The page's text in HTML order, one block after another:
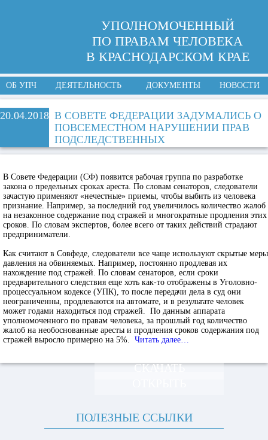
УПОЛНОМОЧЕННЫЙ
ПО ПРАВАМ ЧЕЛОВЕКА
В КРАСНОДАРСКОМ КРАЕ
ОБ УПЧ ДЕЯТЕЛЬНОСТЬ ДОКУМЕНТЫ НОВОСТИ
20.04.2018 В СОВЕТЕ ФЕДЕРАЦИИ ЗАДУМАЛИСЬ О
ПОВСЕМЕСТНОМ НАРУШЕНИИ ПРАВ
ПОДСЛЕДСТВЕННЫХ
В Совете Федерации (СФ) появится рабочая группа по разработке
закона о предельных сроках ареста. По словам сенаторов, следователи
зачастую применяют «нечестные» приемы, чтобы выбить из человека
признание. Например, за последний год увеличилось количество жалоб
на незаконное содержание под стражей и многократные продления этих
сроков. По словам экспертов, более всего от таких действий страдают
предприниматели.
Как считают в Совфеде, следователи все чаще используют скрытые меры
давления на обвиняемых. Например, постоянно продлевая их
нахождение под стражей. По словам сенаторов, если сроки
предварительного следствия еще хоть как-то отображены в Уголовно-
процессуальном кодексе (УПК), то после передачи дела в суд они
неограниченны, продлеваются на автомате, и в результате человек
может годами находиться под стражей. По данным аппарата
уполномоченного по правам человека, за прошлый год количество
жалоб на необоснованные аресты и продления сроков содержания под
стражей выросло примерно на 5%. Читать далее…
СКАЧАТЬ
ПОЛЕЗНЫЕ ССЫЛКИ